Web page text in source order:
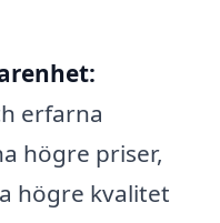
erfarna
högre priser,
högre kvalitet